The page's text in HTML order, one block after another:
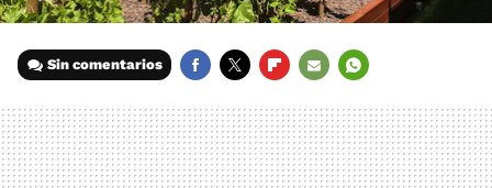
Sin comentarios
MAIL